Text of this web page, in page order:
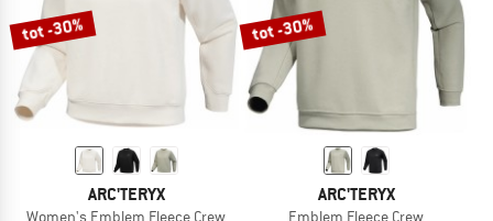
tot -30%
ARC'TERYX
Women's Emblem Fleece Crew
tot -30%
ARC'TERYX
Emblem Fleece Crew